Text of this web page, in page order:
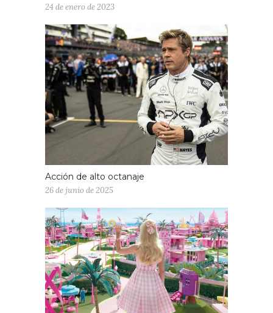
24 de enero de 2023
Acción de alto octanaje
26 de junio de 2025